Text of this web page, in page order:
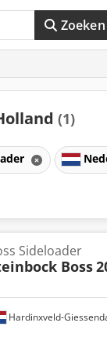
Zoeken
(1)
Hardinxveld-
Sideloader
Boss